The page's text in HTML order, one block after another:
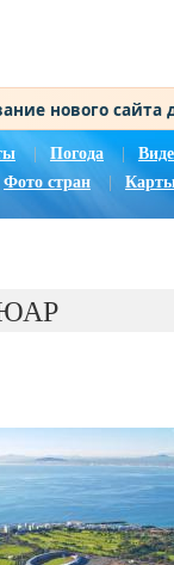
нового
Погода |
Фото стран